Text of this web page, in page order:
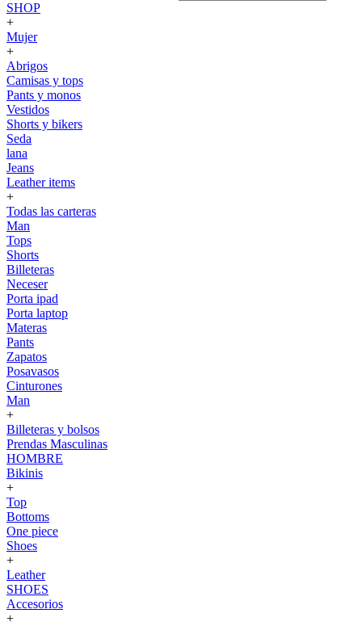
SHOP
+
Mujer
+
Abrigos
Camisas y tops
Pants y monos
Vestidos
Shorts y bikers
Seda
lana
Jeans
Leather items
+
Todas las carteras
Man
Tops
Shorts
Billeteras
Neceser
Porta ipad
Porta laptop
Materas
Pants
Zapatos
Posavasos
Cinturones
Man
+
Billeteras y bolsos
Prendas Masculinas
HOMBRE
Bikinis
+
Top
Bottoms
One piece
Shoes
+
Leather
SHOES
Accesorios
+